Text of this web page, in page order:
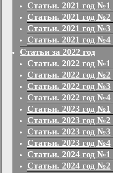
Статьи. 2021 год №1
Статьи. 2021 год №2
Статьи. 2021 год №3
Статьи. 2021 год №4
Статьи за 2022 год
Статьи. 2022 год №1
Статьи. 2022 год №2
Статьи. 2022 год №3
Статьи. 2022 год №4
Статьи. 2023 год №1
Статьи. 2023 год №2
Статьи. 2023 год №3
Статьи. 2023 год №4
Статьи. 2024 год №1
Статьи. 2024 год №2